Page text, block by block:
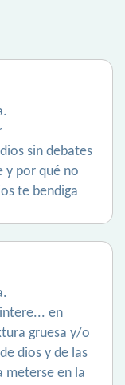
sin debates
y por qué no
te bendiga
en
gruesa y/o
dios y de las
meterse en la